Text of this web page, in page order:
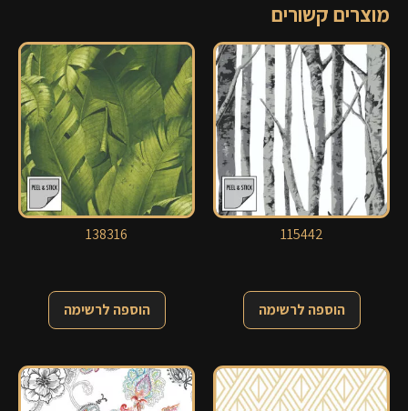
מוצרים קשורים
115442
הוספה לרשימה
138316
הוספה לרשימה